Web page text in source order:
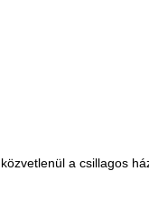
a csillagos